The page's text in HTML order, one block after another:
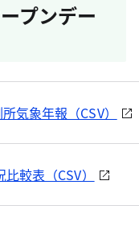
プンデー
気象年報（CSV）
較表（CSV）